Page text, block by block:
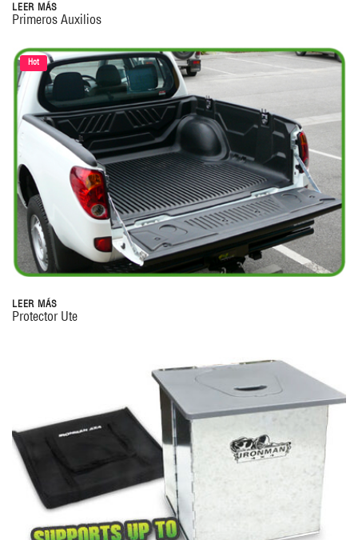
LEER MÁS
Primeros Auxilios
Hot
LEER MÁS
Protector Ute